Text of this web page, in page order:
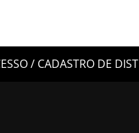
/ CADASTRO DE